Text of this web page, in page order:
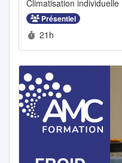
Climatisation
Présentiel
Durée :
21h